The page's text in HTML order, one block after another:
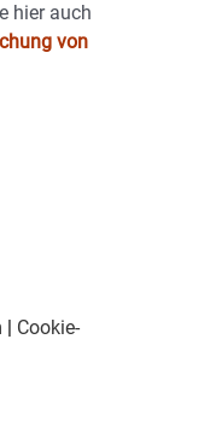
hier auch
von
Cookie-